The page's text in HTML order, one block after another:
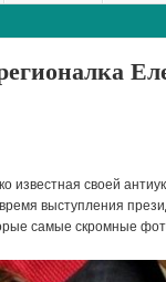
известная своей
выступления
самые скромные